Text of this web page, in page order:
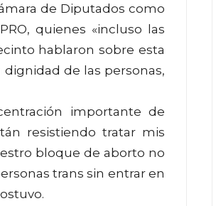
de Diputados como
quienes «incluso las
hablaron sobre esta
de las personas,
importante de
resistiendo tratar mis
bloque de aborto no
trans sin entrar en